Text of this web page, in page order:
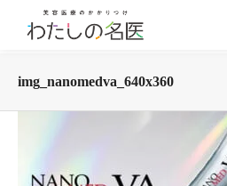
img_nanomedva_640x360